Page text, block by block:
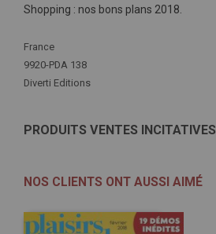
Shopping : nos bons plans 2018.
Plus
d'infos
France
9920-PDA 138
Diverti Editions
PRODUITS VENTES INCITATIVES
NOS CLIENTS ONT AUSSI AIMÉ